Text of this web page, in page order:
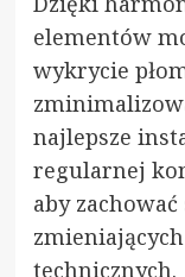
elementów
wykrycie
najlepsze
regularnej
aby
technicznych.